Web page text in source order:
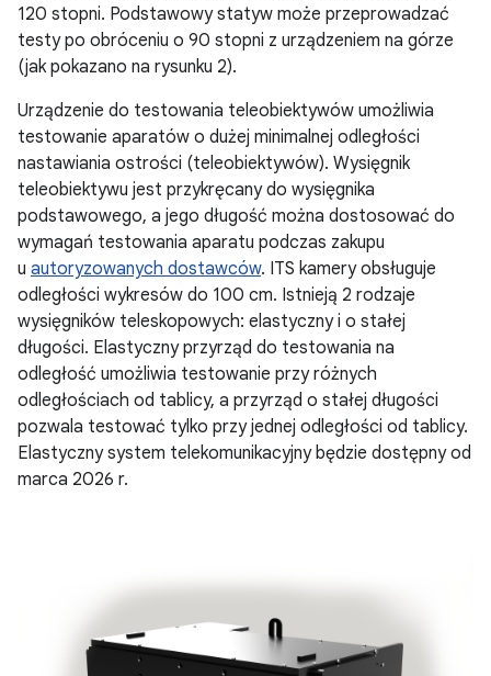
120 stopni. Podstawowy statyw może przeprowadzać
testy po obróceniu o 90 stopni z urządzeniem na górze
(jak pokazano na rysunku 2).
Urządzenie do testowania teleobiektywów umożliwia
testowanie aparatów o dużej minimalnej odległości
nastawiania ostrości (teleobiektywów). Wysięgnik
teleobiektywu jest przykręcany do wysięgnika
podstawowego, a jego długość można dostosować do
wymagań testowania aparatu podczas zakupu
u autoryzowanych dostawców. ITS kamery obsługuje
odległości wykresów do 100 cm. Istnieją 2 rodzaje
wysięgników teleskopowych: elastyczny i o stałej
długości. Elastyczny przyrząd do testowania na
odległość umożliwia testowanie przy różnych
odległościach od tablicy, a przyrząd o stałej długości
pozwala testować tylko przy jednej odległości od tablicy.
Elastyczny system telekomunikacyjny będzie dostępny od
marca 2026 r.